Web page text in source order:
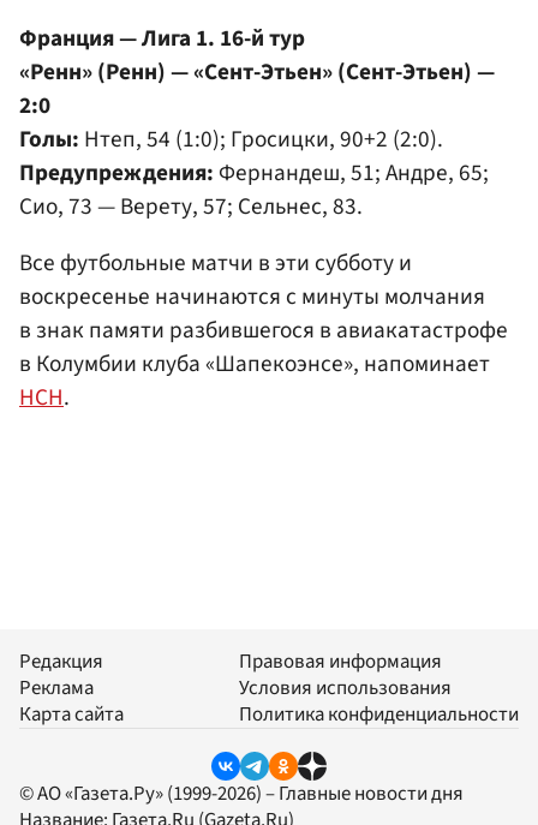
Франция — Лига 1. 16-й тур
«Ренн» (Ренн) — «Сент-Этьен» (Сент-Этьен) —
2:0
Голы: Нтеп, 54 (1:0); Гросицки, 90+2 (2:0).
Предупреждения: Фернандеш, 51; Андре, 65;
Сио, 73 — Верету, 57; Сельнес, 83.
Все футбольные матчи в эти субботу и
воскресенье начинаются с минуты молчания
в знак памяти разбившегося в авиакатастрофе
в Колумбии клуба «Шапекоэнсе», напоминает
НСН.
Редакция
Реклама
Карта сайта
Правовая информация
Условия использования
Политика конфиденциальности
© АО «Газета.Ру» (1999-2026) – Главные новости дня